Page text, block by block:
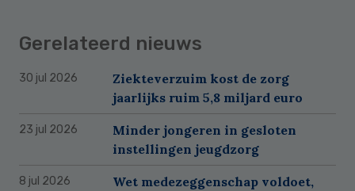
Gerelateerd nieuws
30 jul 2026
Ziekteverzuim kost de zorg
jaarlijks ruim 5,8 miljard euro
23 jul 2026
Minder jongeren in gesloten
instellingen jeugdzorg
8 jul 2026
Wet medezeggenschap voldoet,